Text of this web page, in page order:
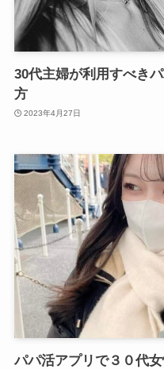
30代主婦が利用すべき
方
2023年4月27日
パパ活アプリで３０代